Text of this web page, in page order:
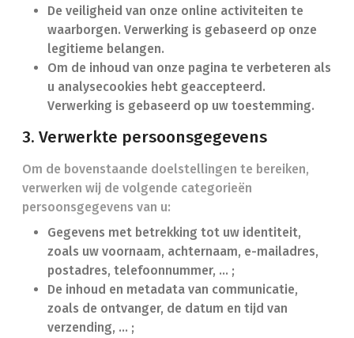
De veiligheid van onze online activiteiten te
waarborgen. Verwerking is gebaseerd op onze
legitieme belangen.
Om de inhoud van onze pagina te verbeteren als
u analysecookies hebt geaccepteerd.
Verwerking is gebaseerd op uw toestemming.
3. Verwerkte persoonsgegevens
Om de bovenstaande doelstellingen te bereiken,
verwerken wij de volgende categorieën
persoonsgegevens van u:
Gegevens met betrekking tot uw identiteit,
zoals uw voornaam, achternaam, e-mailadres,
postadres, telefoonnummer, ... ;
De inhoud en metadata van communicatie,
zoals de ontvanger, de datum en tijd van
verzending, … ;